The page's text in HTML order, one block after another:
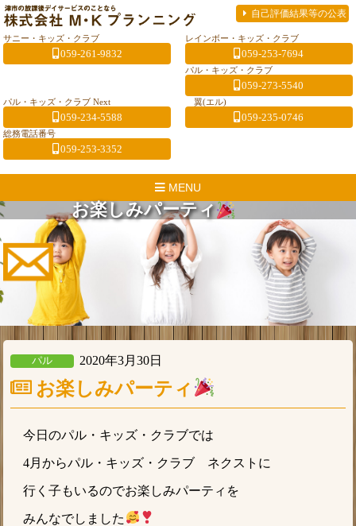
自己評価結果等の公表
サニー・キッズ・クラブ
059-261-9832
レインボー・キッズ・クラブ
059-253-7694
パル・キッズ・クラブ
059-273-5540
パル・キッズ・クラブ Next
059-234-5588
翼(エル)
059-235-0746
総務電話番号
059-253-3352
MENU
お楽しみパーティ
パル 2020年3月30日
お楽しみパーティ
今日のパル・キッズ・クラブでは
4月からパル・キッズ・クラブ ネクストに
行く子もいるのでお楽しみパーティを
みんなでしました